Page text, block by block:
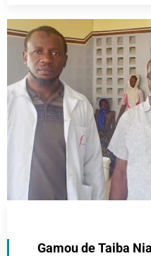
Gamou de Taiba